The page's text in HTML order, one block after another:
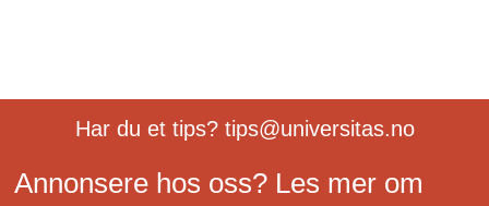
Har du et tips? tips@universitas.no
Annonsere hos oss? Les mer om